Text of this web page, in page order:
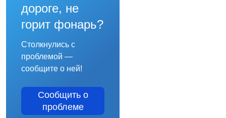
дороге, не
горит фонарь?
Столкнулись с
проблемой —
сообщите о ней!
Сообщить о
проблеме